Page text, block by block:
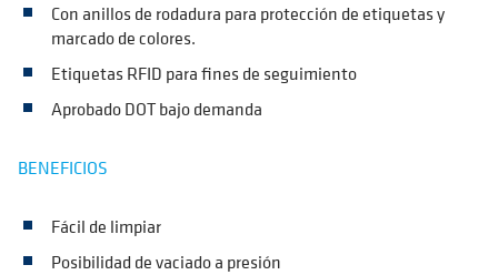
Con anillos de rodadura para protección de etiquetas y
marcado de colores.
Etiquetas RFID para fines de seguimiento
Aprobado DOT bajo demanda
BENEFICIOS
Fácil de limpiar
Posibilidad de vaciado a presión